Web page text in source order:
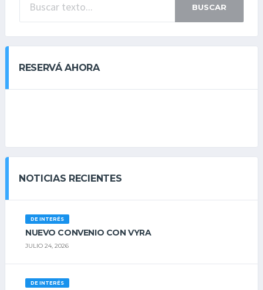
BUSCAR
RESERVÁ AHORA
NOTICIAS RECIENTES
DE INTERÉS
NUEVO CONVENIO CON VYRA
JULIO 24, 2026
DE INTERÉS